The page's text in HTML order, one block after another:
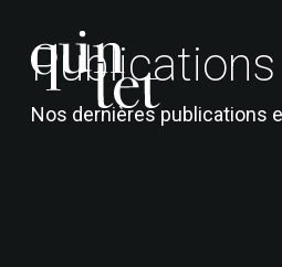
Publications
Nos dernières publications